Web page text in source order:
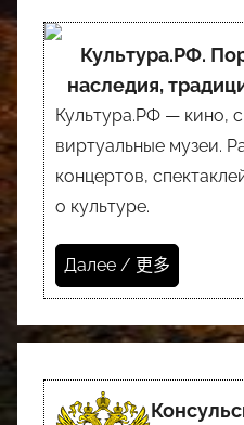
Культура.РФ.
наследия,
Культура.РФ — кино,
виртуальные музеи.
концертов,
о культуре.
Далее / 更多